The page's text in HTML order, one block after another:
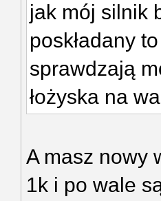
jak mój silnik
poskładany
sprawdzają
łożyska na
A masz nowy
1k i po wale